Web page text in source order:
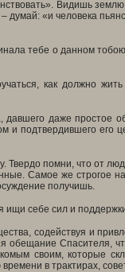
Видишь
думай: «и человека
тебе о данном
как должно
давшего даже простое
подтвердившего его
помни, что от
Самое же строгое
получишь.
ищи себе сил и
содействуя и
Спасителя,
своим, которые
в трактирах,